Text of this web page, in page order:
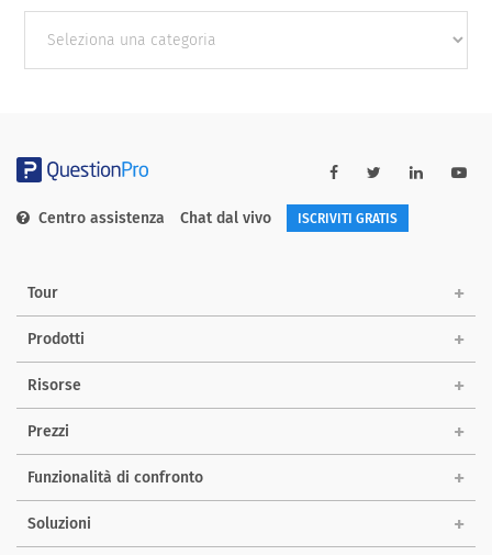
categories
Centro assistenza Chat dal vivo ISCRIVITI GRATIS
Tour
Prodotti
Risorse
Prezzi
Funzionalità di confronto
Soluzioni